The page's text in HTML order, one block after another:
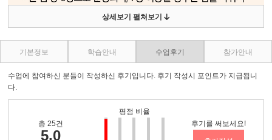
상세보기 펼쳐보기
기본정보 학습안내 수업후기 참가안내
수업에 참여하신 분들이 작성하신 후기입니다. 후기 작성시 포인트가 지급됩니
다.
총 25건
5.0
평점 비율
후기를 써보세요!